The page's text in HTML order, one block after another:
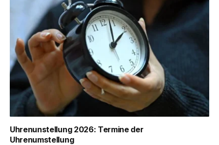
Uhrenunstellung 2026: Termine der
Uhrenumstellung